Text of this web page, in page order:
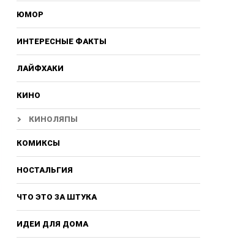
ЮМОР
ИНТЕРЕСНЫЕ ФАКТЫ
ЛАЙФХАКИ
КИНО
КИНОЛЯПЫ
КОМИКСЫ
НОСТАЛЬГИЯ
ЧТО ЭТО ЗА ШТУКА
ИДЕИ ДЛЯ ДОМА